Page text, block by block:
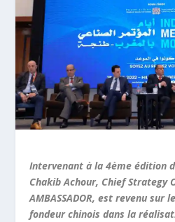
Intervenant à la4ème édition
Chakib Achour, Chief Strategy
AMBASSADOR, est revenu sur
fondeur chinois dans la